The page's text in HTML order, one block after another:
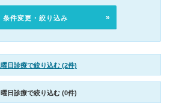
条件変更・絞り込み
曜日診療で絞り込む (2件)
曜日診療で絞り込む (0件)